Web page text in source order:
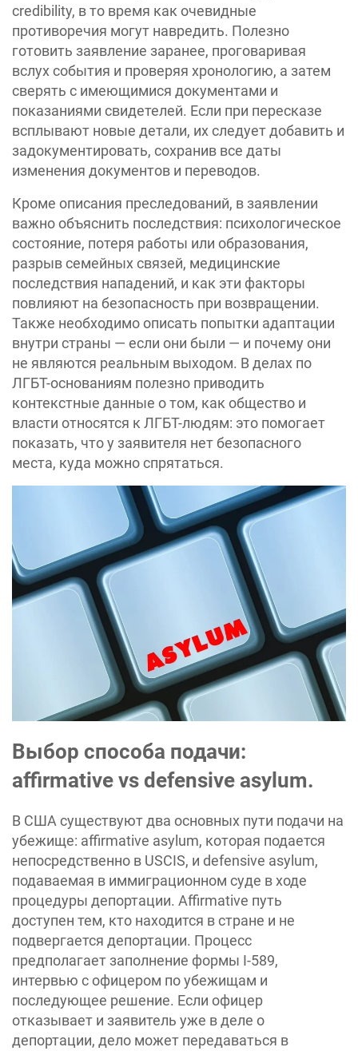
credibility, в то время как очевидные
противоречия могут навредить. Полезно
готовить заявление заранее, проговаривая
вслух события и проверяя хронологию, а затем
сверять с имеющимися документами и
показаниями свидетелей. Если при пересказе
всплывают новые детали, их следует добавить и
задокументировать, сохранив все даты
изменения документов и переводов.
Кроме описания преследований, в заявлении
важно объяснить последствия: психологическое
состояние, потеря работы или образования,
разрыв семейных связей, медицинские
последствия нападений, и как эти факторы
повлияют на безопасность при возвращении.
Также необходимо описать попытки адаптации
внутри страны — если они были — и почему они
не являются реальным выходом. В делах по
ЛГБТ-основаниям полезно приводить
контекстные данные о том, как общество и
власти относятся к ЛГБТ-людям: это помогает
показать, что у заявителя нет безопасного
места, куда можно спрятаться.
Выбор способа подачи:
affirmative vs defensive asylum.
В США существуют два основных пути подачи на
убежище: affirmative asylum, которая подается
непосредственно в USCIS, и defensive asylum,
подаваемая в иммиграционном суде в ходе
процедуры депортации. Affirmative путь
доступен тем, кто находится в стране и не
подвергается депортации. Процесс
предполагает заполнение формы I-589,
интервью с офицером по убежищам и
последующее решение. Если офицер
отказывает и заявитель уже в деле о
депортации, дело может передаваться в